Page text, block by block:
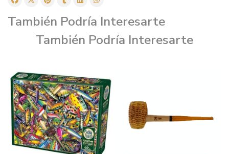
También Podría Interesarte
También Podría Interesarte